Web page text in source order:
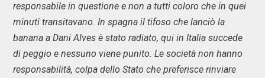
responsabile in questione e non a tutti coloro che in quei
minuti transitavano. In spagna il tifoso che lanciò la
banana a Dani Alves è stato radiato, qui in Italia succede
di peggio e nessuno viene punito. Le società non hanno
responsabilità, colpa dello Stato che preferisce rinviare